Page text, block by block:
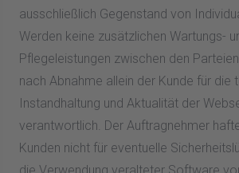
ausschließlich Gegenstand von
Werden keine zusätzlichen Wartungs-
Pflegeleistungen zwischen den
nach Abnahme allein der Kunde für die
Instandhaltung und Aktualität der
verantwortlich. Der Auftragnehmer
Kunden nicht für eventuelle